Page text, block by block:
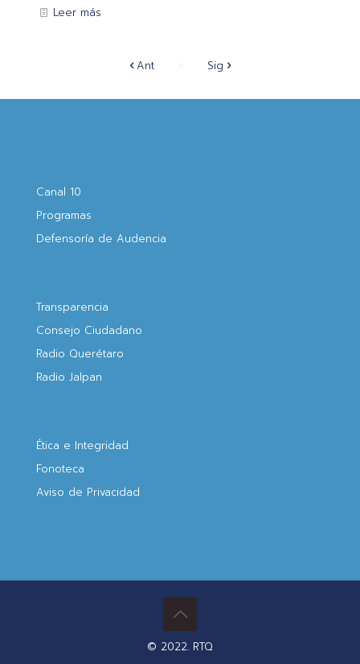
Leer más
Ant Sig
Canal 10
Programas
Defensoría de Audencia
Transparencia
Consejo Ciudadano
Radio Querétaro
Radio Jalpan
Ética e Integridad
Fonoteca
Aviso de Privacidad
© 2022. RTQ